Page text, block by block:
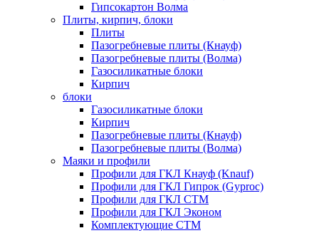
Гипсокартон Волма
Плиты, кирпич, блоки
Плиты
Пазогребневые плиты (Кнауф)
Пазогребневые плиты (Волма)
Газосиликатные блоки
Кирпич
блоки
Газосиликатные блоки
Кирпич
Пазогребневые плиты (Кнауф)
Пазогребневые плиты (Волма)
Маяки и профили
Профили для ГКЛ Кнауф (Knauf)
Профили для ГКЛ Гипрок (Gyproc)
Профили для ГКЛ СТМ
Профили для ГКЛ Эконом
Комплектующие СТМ